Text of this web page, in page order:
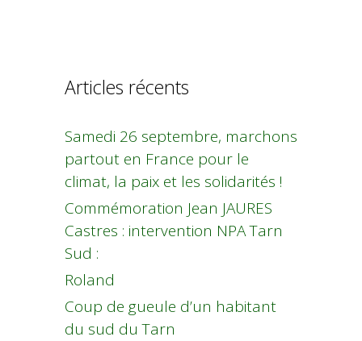
Articles récents
Samedi 26 septembre, marchons
partout en France pour le
climat, la paix et les solidarités !
Commémoration Jean JAURES
Castres : intervention NPA Tarn
Sud :
Roland
Coup de gueule d’un habitant
du sud du Tarn